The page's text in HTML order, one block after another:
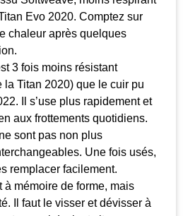
Evo 2020. Comptez sur
chaleur après quelques
3 fois moins résistant
la Titan 2020) que le cuir pu
Il s’use plus rapidement et
aux frottements quotidiens.
sont pas non plus
Une fois usés,
remplacer facilement.
à mémoire de forme, mais
Il faut le visser et dévisser à